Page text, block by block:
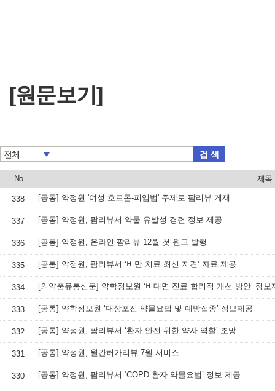
[원문보기]
전체 검 색
No 제목
338 [공통] 약정원 '여성 호르몬-피임법' 주제로 팜리뷰 게재
337 [공통] 약정원, 팜리뷰서 약물 유발성 경련 정보 제공
336 [공통] 약정원, 온라인 팜리뷰 12월 첫 원고 발행
335 [공통] 약정원, 팜리뷰서 ‘비만 치료 최신 지견’ 자료 제공
334 [의약품유통신문] 약학정보원 ‘비대면 진료 합리적 개선 방안’ 정보
333 [공통] 약학정보원 ‘대상포진 약물요법 및 예방접종’ 정보제공
332 [공통] 약정원, 팜리뷰서 ‘환자 안전 위한 약사 역할’ 조망
331 [공통] 약정원, 월간허가리뷰 7월 서비스
330 [공통] 약정원, 팜리뷰서 ‘COPD 환자 약물요법’ 정보 제공